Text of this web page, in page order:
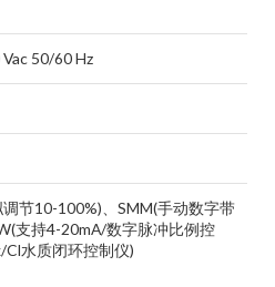
50/60 Hz
节10-100%)、SMM(手动数字带
支持4-20mA/数字脉冲比例控
Cl水质闭环控制仪)